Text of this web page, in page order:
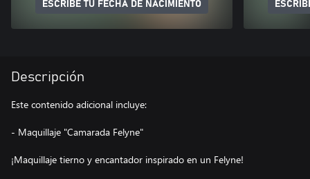
ESCRIBE TU FECHA DE NACIMIENTO
Descripción
Este contenido adicional incluye:
- Maquillaje "Camarada Felyne"
¡Maquillaje tierno y encantador inspirado en un Felyne!